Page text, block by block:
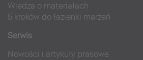
Wiedza o materiałach
5 kroków do łazienki marzeń
Serwis
Nowości i artykuły prasowe